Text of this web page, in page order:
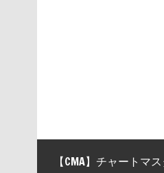
【CMA】チャートマ